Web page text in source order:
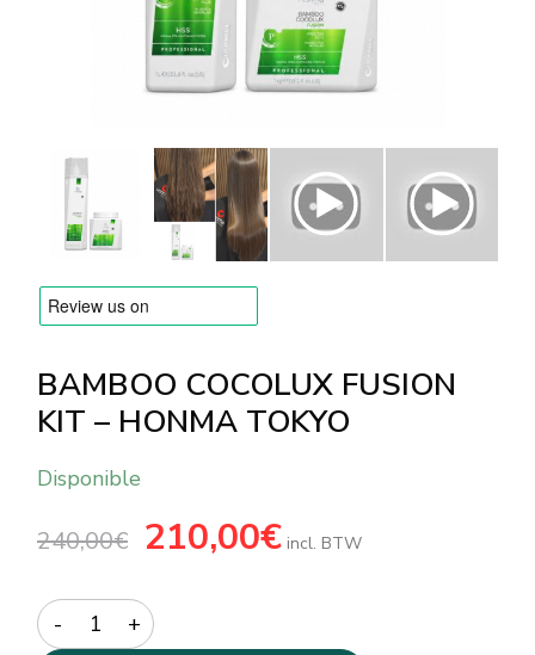
Preguntas frecuentes
Contacto
BAMBOO COCOLUX FUSION
KIT – HONMA TOKYO
Disponible
240,00€
El
precio
240,00€.
210,00€El
precio
incl. BTW
Quantity